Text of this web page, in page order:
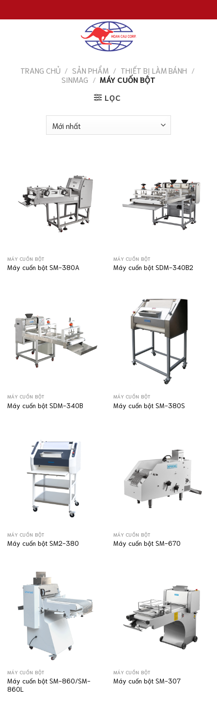
đến
TRANG CHỦ / SẢN PHẨM / THIẾT BỊ LÀM BÁNH /
SINMAG / MÁY CUỐN BỘT
LỌC
MÁY CUỐN BỘT
Máy cuốn bột SM-380A
MÁY CUỐN BỘT
Máy cuốn bột SDM-340B2
MÁY CUỐN BỘT
Máy cuốn bột SDM-340B
MÁY CUỐN BỘT
Máy cuốn bột SM-380S
MÁY CUỐN BỘT
Máy cuốn bột SM2-380
MÁY CUỐN BỘT
Máy cuốn bột SM-670
MÁY CUỐN BỘT
Máy cuốn bột SM-860/SM-
860L
MÁY CUỐN BỘT
Máy cuốn bột SM-307